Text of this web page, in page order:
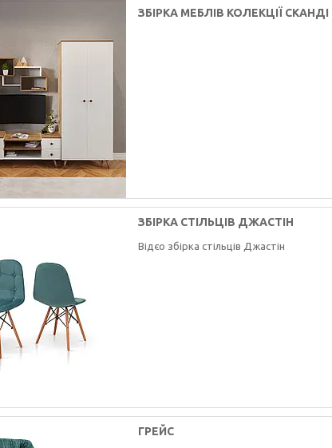
ЗБІРКА МЕБЛІВ КОЛЕКЦІЇ СКАНДІ
ЗБІРКА СТІЛЬЦІВ ДЖАСТІН
Відєо збірка стільців Джастін
ГРЕЙС